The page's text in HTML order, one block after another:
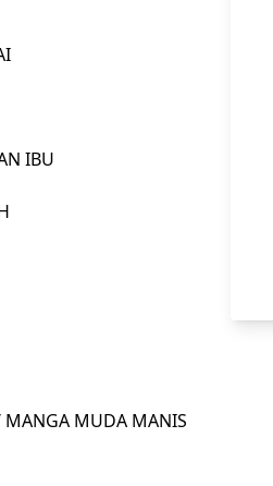
IBU
MUDA MANIS